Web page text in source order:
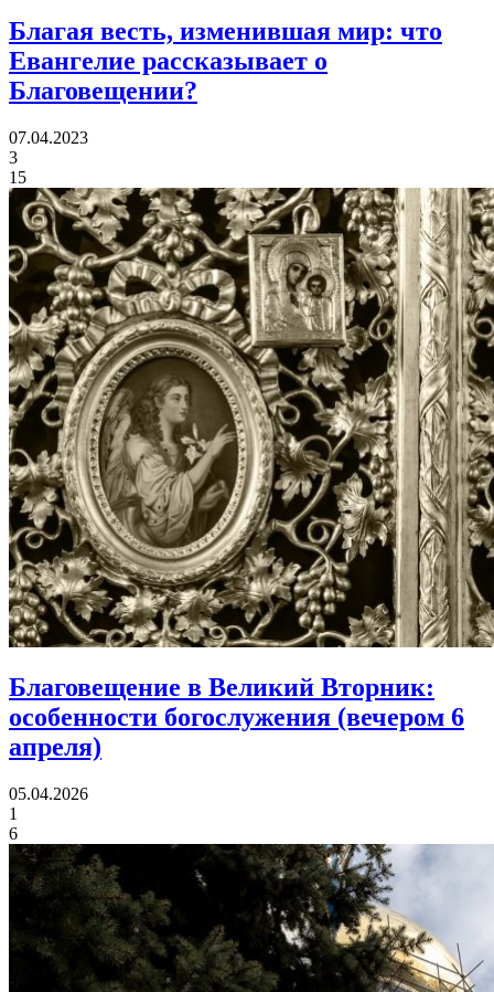
Благая весть, изменившая мир: что
Евангелие рассказывает о
Благовещении?
07.04.2023
3
15
Благовещение в Великий Вторник:
особенности богослужения (вечером 6
апреля)
05.04.2026
1
6